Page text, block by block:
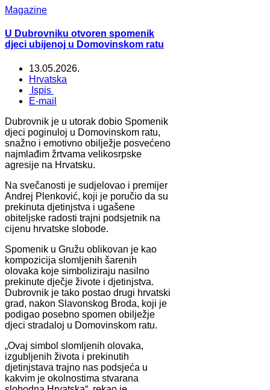
Magazine
U Dubrovniku otvoren spomenik
djeci ubijenoj u Domovinskom ratu
13.05.2026.
Hrvatska
Ispis
E-mail
Dubrovnik je u utorak dobio Spomenik
djeci poginuloj u Domovinskom ratu,
snažno i emotivno obilježje posvećeno
najmlađim žrtvama velikosrpske
agresije na Hrvatsku.
Na svečanosti je sudjelovao i premijer
Andrej Plenković, koji je poručio da su
prekinuta djetinjstva i ugašene
obiteljske radosti trajni podsjetnik na
cijenu hrvatske slobode.
Spomenik u Gružu oblikovan je kao
kompozicija slomljenih šarenih
olovaka koje simboliziraju nasilno
prekinute dječje živote i djetinjstva.
Dubrovnik je tako postao drugi hrvatski
grad, nakon Slavonskog Broda, koji je
podigao posebno spomen obilježje
djeci stradaloj u Domovinskom ratu.
„Ovaj simbol slomljenih olovaka,
izgubljenih života i prekinutih
djetinjstava trajno nas podsjeća u
kakvim je okolnostima stvarana